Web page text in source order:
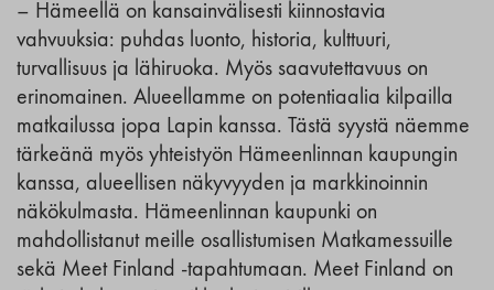
– Hämeellä on kansainvälisesti kiinnostavia
vahvuuksia: puhdas luonto, historia, kulttuuri,
turvallisuus ja lähiruoka. Myös saavutettavuus on
erinomainen. Alueellamme on potentiaalia kilpailla
matkailussa jopa Lapin kanssa. Tästä syystä näemme
tärkeänä myös yhteistyön Hämeenlinnan kaupungin
kanssa, alueellisen näkyvyyden ja markkinoinnin
näkökulmasta. Hämeenlinnan kaupunki on
mahdollistanut meille osallistumisen Matkamessuille
sekä Meet Finland -tapahtumaan. Meet Finland on